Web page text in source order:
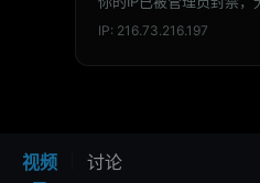
视频 讨论